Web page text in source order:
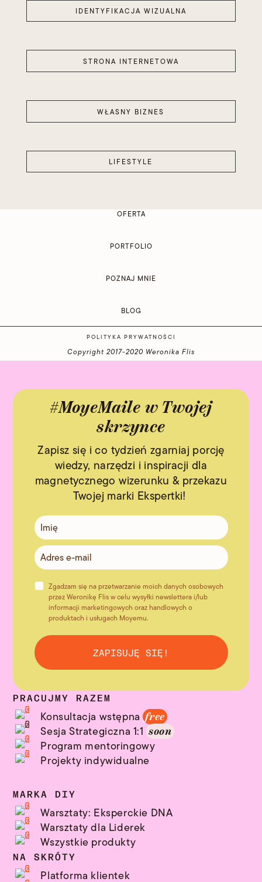
IDENTYFIKACJA WIZUALNA
STRONA INTERNETOWA
WŁASNY BIZNES
LIFESTYLE
OFERTA
PORTFOLIO
POZNAJ MNIE
BLOG
POLITYKA PRYWATNOŚCI
Copyright 2017-2020 Weronika Flis
#MoyeMaile w Twojej
skrzynce
Zapisz się i co tydzień zgarniaj porcję
wiedzy, narzędzi i inspiracji dla
magnetycznego wizerunku & przekazu
Twojej marki Ekspertki!
Zgadzam się na przetwarzanie moich danych osobowych
przez Weronikę Flis w celu wysyłki newslettera i/lub
informacji marketingowych oraz handlowych o
produktach i usługach Moyemu.
ZAPISUJĘ SIĘ!
PRACUJMY RAZEM
Konsultacja wstępnafree
Sesja Strategiczna 1:1soon
Program mentoringowy
Projekty indywidualne
MARKA DIY
Warsztaty: Eksperckie DNA
Warsztaty dla Liderek
Wszystkie produkty
NA SKRÓTY
Platforma klientek